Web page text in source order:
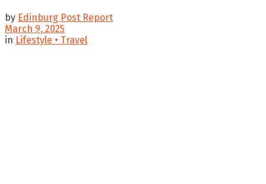
by Edinburg Post Report
March 9, 2025
in Lifestyle • Travel